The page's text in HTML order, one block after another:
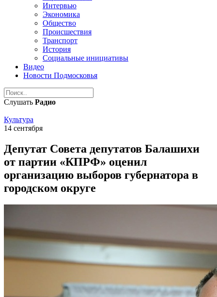
Интервью
Экономика
Общество
Происшествия
Транспорт
История
Социальные инициативы
Видео
Новости Подмосковья
Слушать Радио
Культура
14 сентября
Депутат Совета депутатов Балашихи
от партии «КПРФ» оценил
организацию выборов губернатора в
городском округе